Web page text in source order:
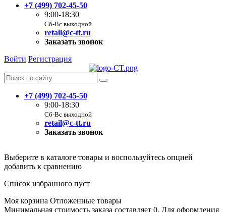
+7 (499) 702-45-50
9:00-18:30
Сб-Вс выходной
retail@c-tt.ru
Заказать звонок
Войти Регистрация
+7 (499) 702-45-50
9:00-18:30
Сб-Вс выходной
retail@c-tt.ru
Заказать звонок
Выберите в каталоге товары и воспользуйтесь опцией
добавить к сравнению
Список избранного пуст
Моя корзина Отложенные товары
Минимальная стоимость заказа составляет 0. Для оформления